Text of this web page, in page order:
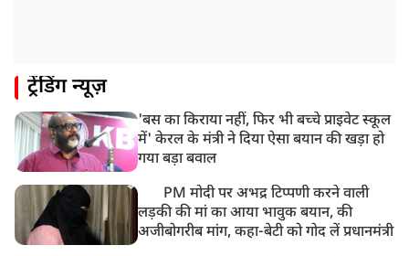
ट्रेंडिंग न्यूज़
'बस का किराया नहीं, फिर भी बच्चे प्राइवेट स्कूल
में' केरल के मंत्री ने दिया ऐसा बयान की खड़ा हो
गया बड़ा बवाल
PM मोदी पर अभद्र टिप्पणी करने वाली
लड़की की मां का आया भावुक बयान, की
अजीबोगरीब मांग, कहा-बेटी को गोद लें प्रधानमंत्री